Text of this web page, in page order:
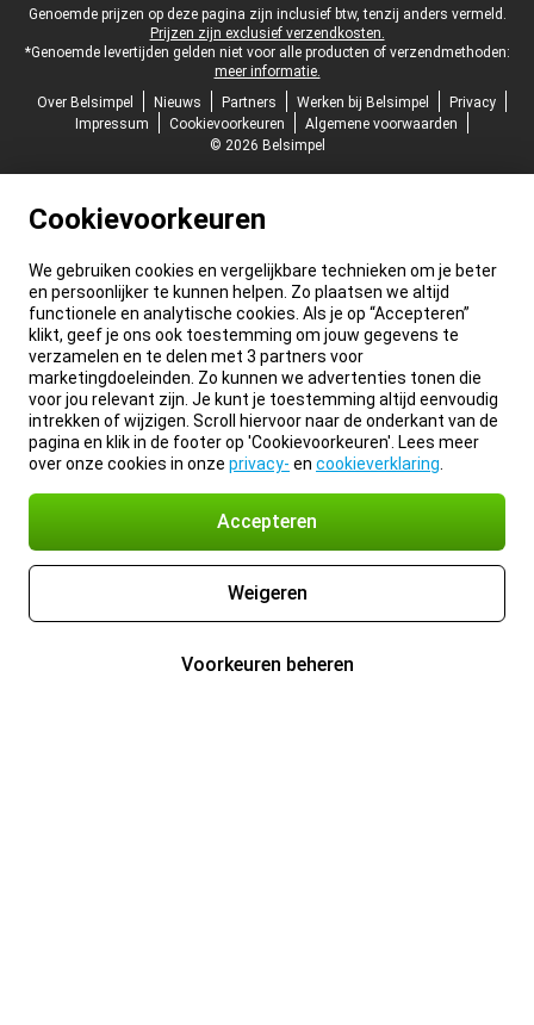
Juridische voettekst
Genoemde prijzen op deze pagina zijn inclusief btw, tenzij anders vermeld.
Prijzen zijn exclusief verzendkosten.
*Genoemde levertijden gelden niet voor alle producten of verzendmethoden:
meer informatie.
Over Belsimpel
Nieuws Partners Werken bij Belsimpel
Privacy
Impressum
Cookievoorkeuren
Algemene voorwaarden
© 2026 Belsimpel
Cookievoorkeuren
We gebruiken cookies en vergelijkbare technieken om je beter
en persoonlijker te kunnen helpen. Zo plaatsen we altijd
functionele en analytische cookies. Als je op “Accepteren”
klikt, geef je ons ook toestemming om jouw gegevens te
verzamelen en te delen met 3 partners voor
marketingdoeleinden. Zo kunnen we advertenties tonen die
voor jou relevant zijn. Je kunt je toestemming altijd eenvoudig
intrekken of wijzigen. Scroll hiervoor naar de onderkant van de
pagina en klik in de footer op 'Cookievoorkeuren'. Lees meer
over onze cookies in onze privacy- en cookieverklaring
Accepteren
Weigeren
Voorkeuren beheren